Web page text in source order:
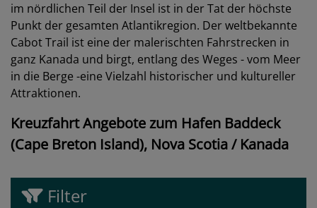
im nördlichen Teil der Insel ist in der Tat der höchste
Punkt der gesamten Atlantikregion. Der weltbekannte
Cabot Trail ist eine der malerischten Fahrstrecken in
ganz Kanada und birgt, entlang des Weges - vom Meer
in die Berge -eine Vielzahl historischer und kultureller
Attraktionen.
Kreuzfahrt Angebote zum Hafen Baddeck
(Cape Breton Island), Nova Scotia / Kanada
Filter